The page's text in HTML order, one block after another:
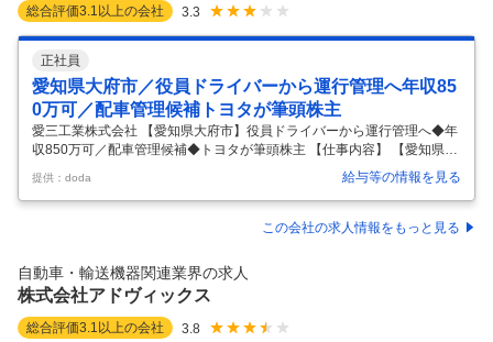
総合評価3.1 以上の会社 3.3
正社員
愛知県大府市／役員ドライバーから運行管理へ年収85
0万可／配車管理候補トヨタが筆頭株主
愛三工業株式会社 【愛知県大府市】役員ドライバーから運行管理へ◆年
収850万可／配車管理候補◆トヨタが筆頭株主 【仕事内容】 【愛知県大
府市】役員ドライバーから運行管理へ◆年収850万可／配車管理候補◆
トヨタが筆頭株主 【具体的な仕事内容】 ～将来的に配車管理まで担える
中核人材を求めています／東証プライム上場・トヨタ系の安定基盤／在
宅勤務・フレックスで働きやすさも両立／年間休日121日／マイカー通
インとして、送迎業務を中心にご担当いただきます。 単なる送迎対応で
はなく、役員のスケジュールや状況変化に応じた柔軟な対応・先回りし
…
提供：doda 給与等の情報を見る
この会社の求人情報をもっと見る
自動車・輸送機器関連業界の求人
株式会社アドヴィックス
総合評価3.1 以上の会社 3.8